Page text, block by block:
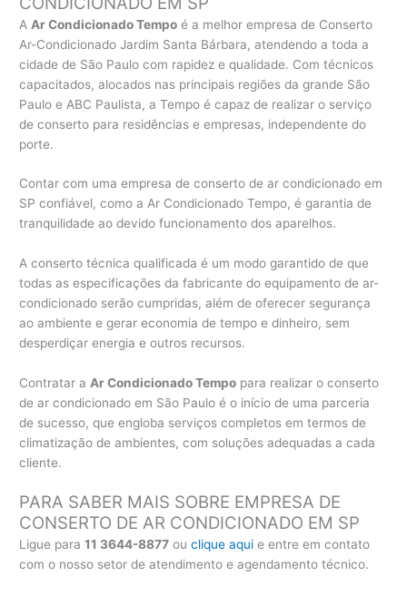
A Ar Condicionado Tempo é a melhor empresa de Conserto
Ar-Condicionado Jardim Santa Bárbara, atendendo a toda a
cidade de São Paulo com rapidez e qualidade. Com técnicos
capacitados, alocados nas principais regiões da grande São
Paulo e ABC Paulista, a Tempo é capaz de realizar o serviço
de conserto para residências e empresas, independente do
porte.
Contar com uma empresa de conserto de ar condicionado em
SP confiável, como a Ar Condicionado Tempo, é garantia de
tranquilidade ao devido funcionamento dos aparelhos.
A conserto técnica qualificada é um modo garantido de que
todas as especificações da fabricante do equipamento de ar-
condicionado serão cumpridas, além de oferecer segurança
ao ambiente e gerar economia de tempo e dinheiro, sem
desperdiçar energia e outros recursos.
Contratar a Ar Condicionado Tempo para realizar o conserto
de ar condicionado em São Paulo é o início de uma parceria
de sucesso, que engloba serviços completos em termos de
climatização de ambientes, com soluções adequadas a cada
cliente.
PARA SABER MAIS SOBRE EMPRESA DE
CONSERTO DE AR CONDICIONADO EM SP
Ligue para11 3644-8877 ouclique aqui e entre em contato
com o nosso setor de atendimento e agendamento técnico.